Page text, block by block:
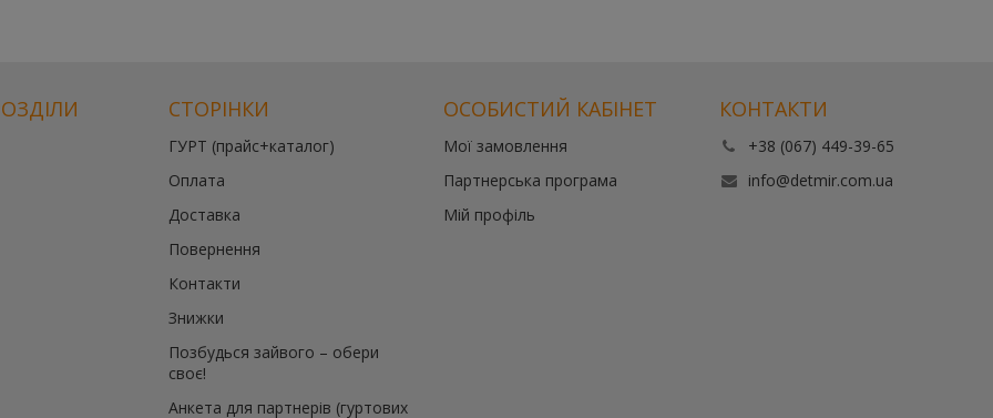
СТОРІНКИ
ГУРТ (прайс+каталог)
Оплата
Доставка
Повернення
Контакти
Знижки
Позбудься зайвого – обери
своє!
Анкета для партнерів (гуртових
ОСОБИСТИЙ КАБІНЕТ
Мої замовлення
Партнерська програма
Мій профіль
КОНТАКТИ
+38 (067) 449-39-65
info@detmir.com.ua